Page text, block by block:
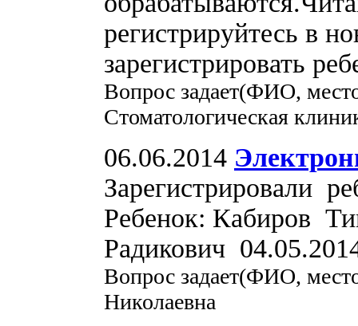
регистрируйтесь в
зарегистрировать
Вопрос задает(ФИО,
Стоматологическая
06.06.2014
Зарегистрировали
Ребенок: Кабиров
Радикович
Вопрос задает(ФИО,
Николаевна